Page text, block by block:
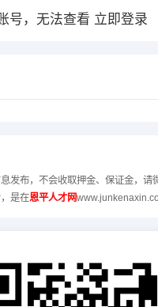
号，无法查看 立即登录
发布，不会收取押金、保证金，请
是在恩平人才网